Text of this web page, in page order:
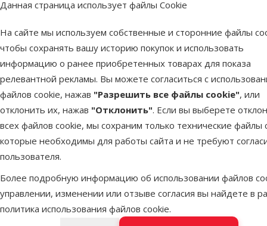
Данная страница использует файлы Cookie
На сайте мы используем собственные и сторонние файлы
чтобы сохранять вашу историю покупок и использовать
информацию о ранее приобретенных товарах для показа
релевантной рекламы. Вы можете согласиться с
файлов cookie, нажав "Разрешить все файлы cookie", или
отклонить их, нажав "Отклонить". Если вы выберете
всех файлов cookie, мы сохраним только технические файлы
которые необходимы для работы сайта и не требуют
пользователя.
Более подробную информацию об использовании файлов
управлении, изменении или отзыве согласия вы найдете в
политика использования файлов cookie.
Стерилизация
Чувствительная кожа
4
Чувствительное пищеварение
10
Больше
Состав и вкус
Фильтровать по: состав и вкус
Баранина
2
Говядина
1
Specific
-22
В наличии